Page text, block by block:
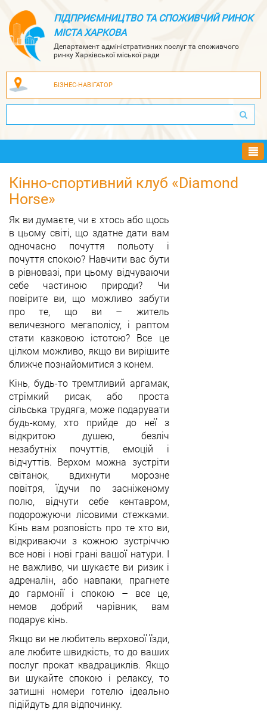
ПІДПРИЄМНИЦТВО ТА СПОЖИВЧИЙ РИНОК
МІСТА ХАРКОВА
Департамент адміністративних послуг та споживчого
ринку Харківської міської ради
БІЗНЕС-НАВІГАТОР
Кінно-спортивний клуб «Diamond
Horse»
Як ви думаєте, чи є хтось або щось
в цьому світі, що здатне дати вам
одночасно почуття польоту і
почуття спокою? Навчити вас бути
в рівновазі, при цьому відчуваючи
себе частиною природи? Чи
повірите ви, що можливо забути
про те, що ви – житель
величезного мегаполісу, і раптом
стати казковою істотою? Все це
цілком можливо, якщо ви вирішите
ближче познайомитися з конем.
Кінь, будь-то тремтливий аргамак,
стрімкий рисак, або проста
сільська трудяга, може подарувати
будь-кому, хто прийде до неї з
відкритою душею, безліч
незабутніх почуттів, емоцій і
відчуттів. Верхом можна зустріти
світанок, вдихнути морозне
повітря, їдучи по засніженому
полю, відчути себе кентавром,
подорожуючи лісовими стежками.
Кінь вам розповість про те хто ви,
відкриваючи з кожною зустріччю
все нові і нові грані вашої натури. І
не важливо, чи шукаєте ви ризик і
адреналін, або навпаки, прагнете
до гармонії і спокою – все це,
немов добрий чарівник, вам
подарує кінь.
Якщо ви не любитель верхової їзди,
але любите швидкість, то до ваших
послуг прокат квадрациклів. Якщо
ви шукайте спокою і релаксу, то
затишні номери готелю ідеально
підійдуть для відпочинку.